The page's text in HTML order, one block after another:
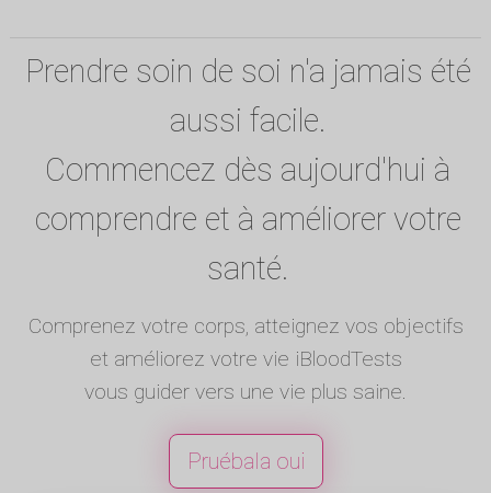
Prendre soin de soi n'a jamais été
aussi facile.
Commencez dès aujourd'hui à
comprendre et à améliorer votre
santé.
Comprenez votre corps, atteignez vos objectifs
et améliorez votre vie iBloodTests
vous guider vers une vie plus saine.
Pruébala oui